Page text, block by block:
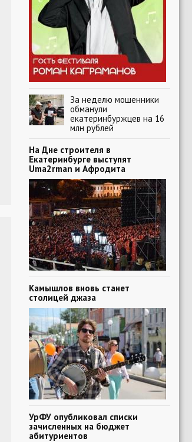
За неделю мошенники
обманули
екатеринбуржцев на 16
млн рублей
На Дне строителя в
Екатеринбурге выступят
Uma2rman и Афродита
Камышлов вновь станет
столицей джаза
УрФУ опубликовал списки
зачисленных на бюджет
абитуриентов